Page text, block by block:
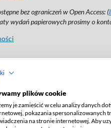
plików cookie
je zamieścić w celu analizy danych
pokazania spersonalizowanych
na stronie internetowej. Aby
bez ograniczeń w Open Access: (
wydań papierowych prosimy o